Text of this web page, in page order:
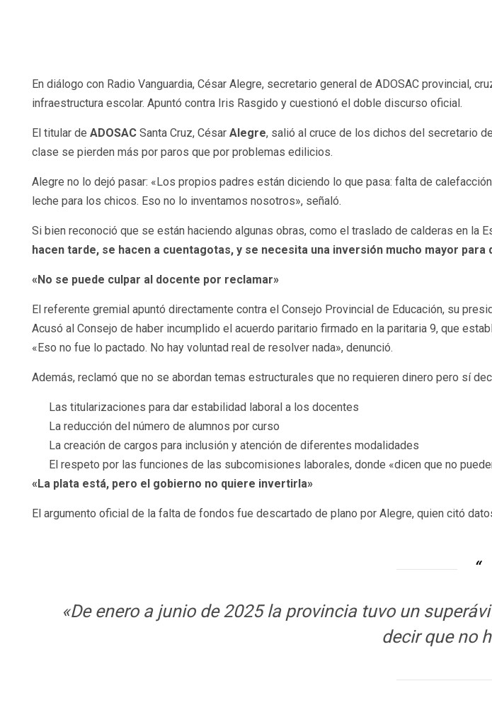
En diálogo con Radio Vanguardia, César Alegre, secretario general de ADOSAC provincial,
infraestructura escolar. Apuntó contra Iris Rasgido y cuestionó el doble discurso oficial.
El titular de ADOSAC Santa Cruz, César Alegre, salió al cruce de los dichos del secretario
clase se pierden más por paros que por problemas edilicios.
Alegre no lo dejó pasar: «Los propios padres están diciendo lo que pasa: falta de
leche para los chicos. Eso no lo inventamos nosotros», señaló.
Si bien reconoció que se están haciendo algunas obras, como el traslado de calderas en la
hacen tarde, se hacen a cuentagotas, y se necesita una inversión mucho mayor para
«No se puede culpar al docente por reclamar»
El referente gremial apuntó directamente contra el Consejo Provincial de Educación, su
Acusó al Consejo de haber incumplido el acuerdo paritario firmado en la paritaria 9, que
«Eso no fue lo pactado. No hay voluntad real de resolver nada», denunció.
Además, reclamó que no se abordan temas estructurales que no requieren dinero pero sí
Las titularizaciones para dar estabilidad laboral a los docentes
La reducción del número de alumnos por curso
La creación de cargos para inclusión y atención de diferentes modalidades
El respeto por las funciones de las subcomisiones laborales, donde «dicen que no
«La plata está, pero el gobierno no quiere invertirla»
El argumento oficial de la falta de fondos fue descartado de plano por Alegre, quien citó
«De enero a junio de 2025 la provincia tuvo un
decir que no